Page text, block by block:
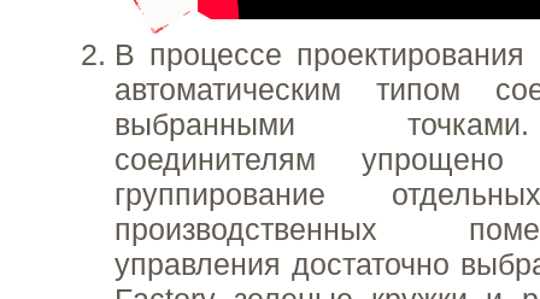
В процессе
автоматическим типом
выбранными
соединителям
группирование
производственных
управления достаточно